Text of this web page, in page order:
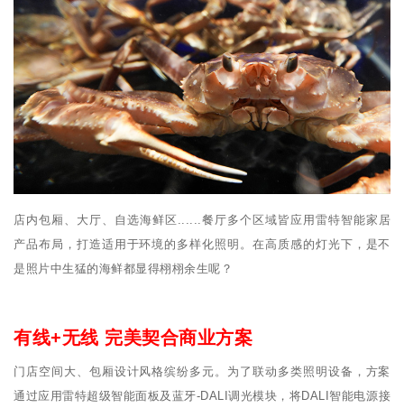
店内包厢、大厅、自选海鲜区......餐厅多个区域皆应用雷特智能家居
产品布局，打造适用于环境的多样化照明。在高质感的灯光下，是不
是照片中生猛的海鲜都显得栩栩余生呢？
有线+无线 完美契合商业方案
门店空间大、包厢设计风格缤纷多元。为了联动多类照明设备，方案
通过应用雷特超级智能面板及蓝牙-DALI调光模块，将DALI智能电源接